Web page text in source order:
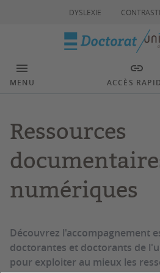
DYSLEXIE
MENU ACCÈS
Ressources
numériques
Découvrez l'accompagnement
doctorantes et doctorants de
pour exploiter au mieux les